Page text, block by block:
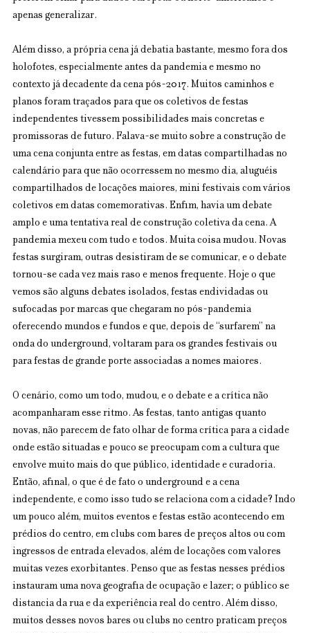
apenas generalizar.
Além disso, a própria cena já debatia bastante, mesmo fora dos
holofotes, especialmente antes da pandemia e mesmo no
contexto já decadente da cena pós-2017. Muitos caminhos e
planos foram traçados para que os coletivos de festas
independentes tivessem possibilidades mais concretas e
promissoras de futuro. Falava-se muito sobre a construção de
uma cena conjunta entre as festas, em datas compartilhadas no
calendário para que não ocorressem no mesmo dia, aluguéis
compartilhados de locações maiores, mini festivais com vários
coletivos em datas comemorativas. Enfim, havia um debate
amplo e uma tentativa real de construção coletiva da cena. A
pandemia mexeu com tudo e todos. Muita coisa mudou. Novas
festas surgiram, outras desistiram de se comunicar, e o debate
tornou-se cada vez mais raso e menos frequente. Hoje o que
vemos são alguns debates isolados, festas endividadas ou
sufocadas por marcas que chegaram no pós-pandemia
oferecendo mundos e fundos e que, depois de “surfarem” na
onda do underground, voltaram para os grandes festivais ou
para festas de grande porte associadas a nomes maiores.
O cenário, como um todo, mudou, e o debate e a crítica não
acompanharam esse ritmo. As festas, tanto antigas quanto
novas, não parecem de fato olhar de forma crítica para a cidade
onde estão situadas e pouco se preocupam com a cultura que
envolve muito mais do que público, identidade e curadoria.
Então, afinal, o que é de fato o underground e a cena
independente, e como isso tudo se relaciona com a cidade? Indo
um pouco além, muitos eventos e festas estão acontecendo em
prédios do centro, em clubs com bares de preços altos ou com
ingressos de entrada elevados, além de locações com valores
muitas vezes exorbitantes. Penso que as festas nesses prédios
instauram uma nova geografia de ocupação e lazer; o público se
distancia da rua e da experiência real do centro. Além disso,
muitos desses novos bares ou clubs no centro praticam preços